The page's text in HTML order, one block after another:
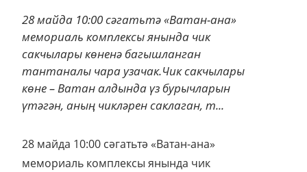
28 майда 10:00 сәгатьтә «Ватан-ана»
мемориаль комплексы янында чик
сакчылары көненә багышланган
тантаналы чара узачак.Чик сакчылары
көне – Ватан алдында үз бурычларын
үтәгән, аның чикләрен саклаган, т...
28 майда 10:00 сәгатьтә «Ватан-ана»
мемориаль комплексы янында чик